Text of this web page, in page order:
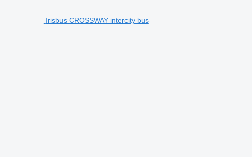
Irisbus CROSSWAY intercity bus